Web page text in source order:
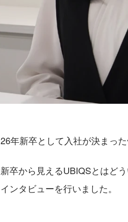
26年新卒として入社が決まった
新卒から見えるUBIQSとはど
インタビューを行いました。